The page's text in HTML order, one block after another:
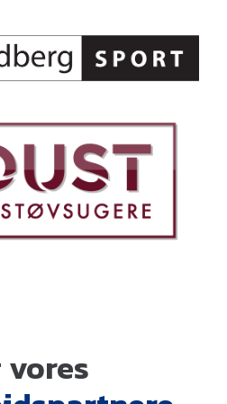
vores